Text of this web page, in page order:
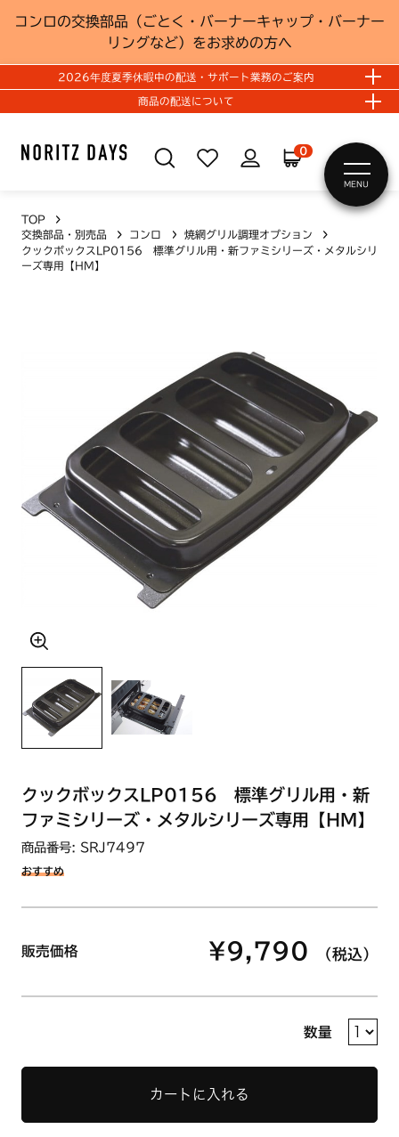
コンロの交換部品（ごとく・バーナーキャップ・バーナー
リングなど）をお求めの方へ
2026年度夏季休暇中の配送・サポート業務のご案内
商品の配送について
0
MENU
TOP
交換部品・別売品
コンロ
焼網グリル調理オプション
クックボックスLP0156 標準グリル用・新ファミシリーズ・メタルシリ
ーズ専用【HM】
クックボックスLP0156 標準グリル用・新
ファミシリーズ・メタルシリーズ専用【HM】
商品番号: SRJ7497
おすすめ
販売価格 ¥9,790 （税込）
数量
カートに入れる